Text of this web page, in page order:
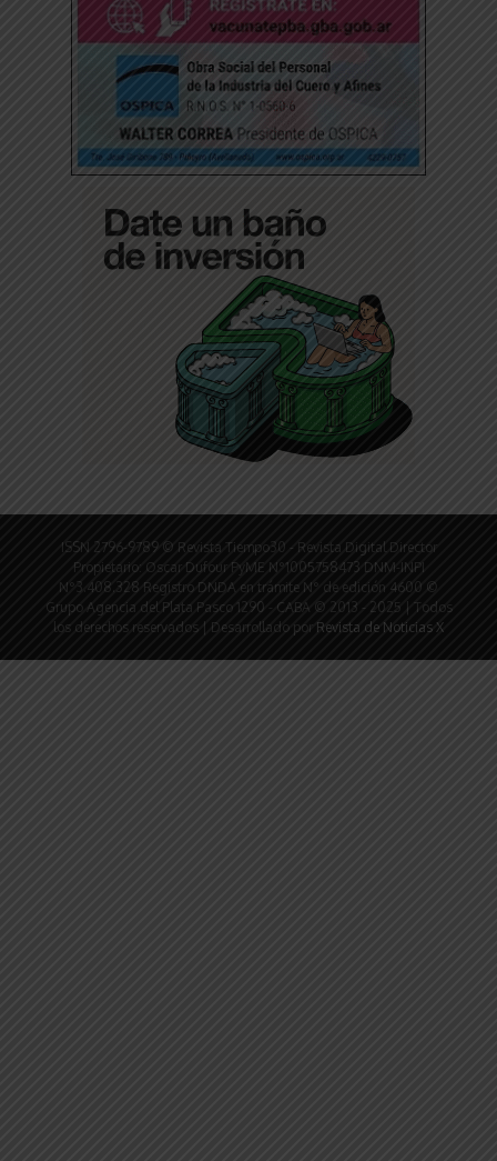
ISSN 2796-9789 © Revista Tiempo30 - Revista Digital Director
Propietario: Oscar Dufour PyME N°1005758473 DNM-INPI
N°3.408.328 Registro DNDA en trámite N° de edición 4600 ©
Grupo Agencia del Plata Pasco 1290 - CABA © 2013 - 2025 | Todos
los derechos reservados | Desarrollado por Revista de Noticias X